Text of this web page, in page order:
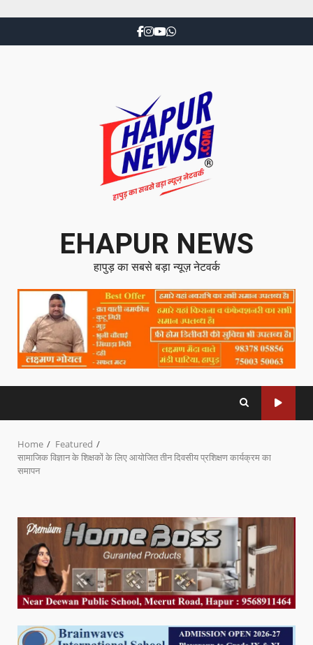
EHAPUR NEWS
हापुड़ का सबसे बड़ा न्यूज़ नेटवर्क
Home
Featured
सामाजिक विज्ञान के शिक्षकों के लिए आयोजित तीन दिवसीय प्रशिक्षण कार्यक्रम का
समापन